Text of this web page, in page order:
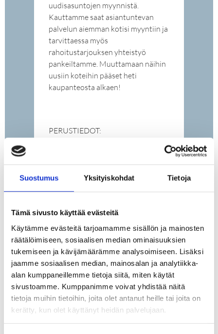
Suostumus Yksityiskohdat Tietoja
Tämä sivusto käyttää evästeitä
Käytämme evästeitä tarjoamamme sisällön ja mainosten
räätälöimiseen, sosiaalisen median ominaisuuksien
tukemiseen ja kävijämäärämme analysoimiseen. Lisäksi
jaamme sosiaalisen median, mainosalan ja analytiikka-
alan kumppaneillemme tietoja siitä, miten käytät
sivustoamme. Kumppanimme voivat yhdistää näitä
tietoja muihin tietoihin, joita olet antanut heille tai joita on
kerätty, kun olet käyttänyt heidän palvelujaan.
uudisasuntojen myynnistä.
Kauttamme saat asiantuntevan
palvelun aiemman kotisi myyntiin ja
tarvittaessa myös
rahoitustarjouksen yhteistyö
pankeiltamme. Muuttamaan näihin
uusiin koteihin pääset heti
kaupanteosta alkaen!
PERUSTIEDOT:
Kullervonkatu 12
Kullervonkatu 12 C 96
TYYPPI:
kerrostalo
VELATON
HINTA:
414 600 €
MYYNTIHINTA:
128 830 €